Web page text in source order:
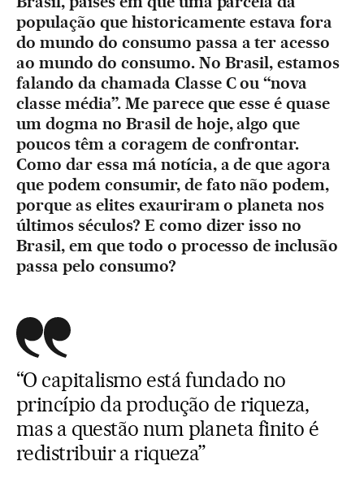
população que historicamente estava fora
do mundo do consumo passa a ter acesso
ao mundo do consumo. No Brasil, estamos
falando da chamada Classe C ou “nova
classe média”. Me parece que esse é quase
um dogma no Brasil de hoje, algo que
poucos têm a coragem de confrontar.
Como dar essa má notícia, a de que agora
que podem consumir, de fato não podem,
porque as elites exauriram o planeta nos
últimos séculos? E como dizer isso no
Brasil, em que todo o processo de inclusão
passa pelo consumo?
“O capitalismo está fundado no
princípio da produção de riqueza,
mas a questão num planeta finito é
redistribuir a riqueza”